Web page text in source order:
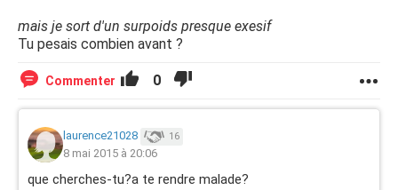
mais je sort d'un surpoids presque exesif
Tu pesais combien avant ?
Commenter 0
laurence21028 16
8 mai 2015 à 20:06
que cherches-tu?a te rendre malade?